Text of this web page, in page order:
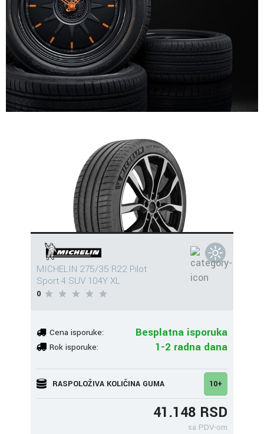
MICHELIN 275/35 R22 Pilot
Sport 4 SUV 104Y XL
0
Cena isporuke: Besplatna isporuka
Rok isporuke: 1-2 radna dana
RASPOLOŽIVA KOLIČINA GUMA 10+
41.148 RSD
sa PDV-om